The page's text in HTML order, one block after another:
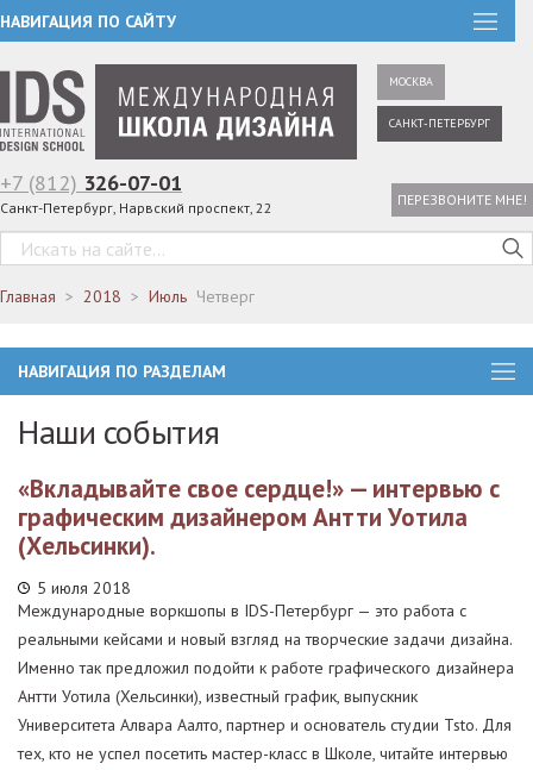
НАВИГАЦИЯ ПО САЙТУ
МОСКВА
САНКТ-ПЕТЕРБУРГ
+7 (812) 326-07-01
Санкт-Петербург, Нарвский проспект, 22 ПЕРЕЗВОНИТЕ МНЕ!
Главная 2018 Июль Четверг
НАВИГАЦИЯ ПО РАЗДЕЛАМ
Наши события
«Вкладывайте свое сердце!» — интервью с
графическим дизайнером Антти Уотила
(Хельсинки).
5 июля 2018
Международные воркшопы в IDS-Петербург — это работа с
реальными кейсами и новый взгляд на творческие задачи дизайна.
Именно так предложил подойти к работе графического дизайнера
Антти Уотила (Хельсинки), известный график, выпускник
Университета Алвара Аалто, партнер и основатель студии Tsto. Для
тех, кто не успел посетить мастер-класс в Школе, читайте интервью